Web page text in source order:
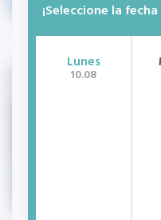
¡Seleccione la
Lunes
10.08